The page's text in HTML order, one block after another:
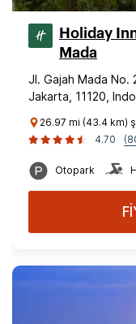
Holiday
Mada
Jl. Gajah Mada No.
Jakarta, 11120,
26.97 mi (43.4 km)
4.70
Otopark